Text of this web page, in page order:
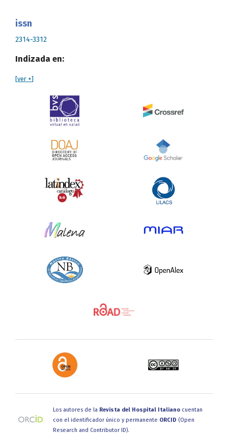
issn
2314-3312
Indizada en:
[ver +]
Los autores de la Revista del Hospital Italiano cuentan
con el identificador único y permanente ORCID (Open
Research and Contributor ID).